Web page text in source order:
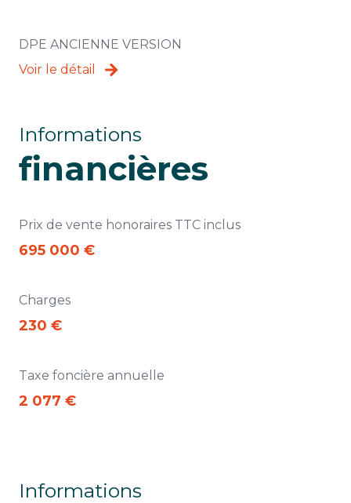
visiophone
accès handicapé
DPE ANCIENNE VERSION
Voir le détail
Informations
financières
Prix de vente honoraires TTC inclus
695 000 €
Charges
230 €
Taxe foncière annuelle
2 077 €
Informations